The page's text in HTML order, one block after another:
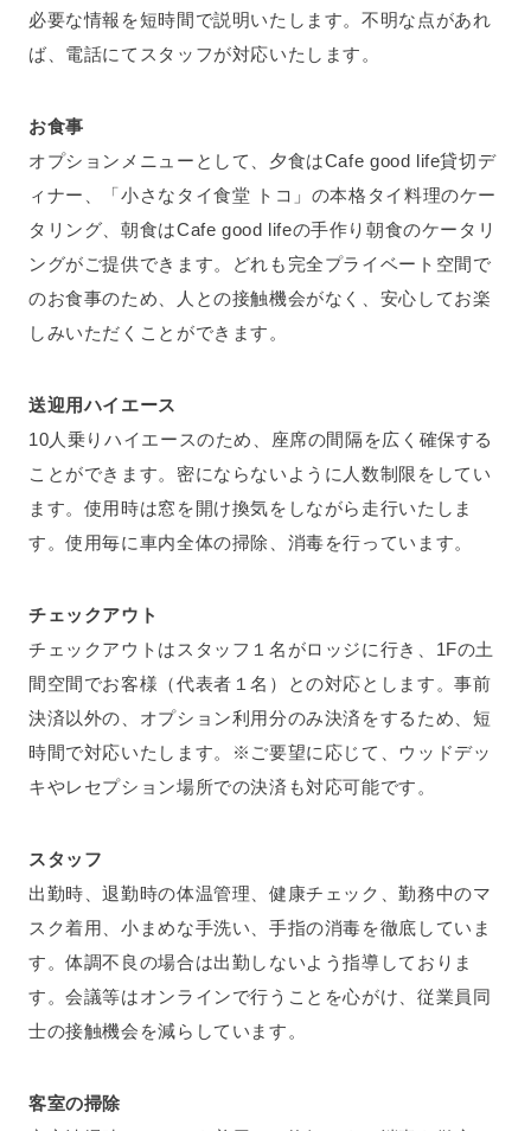
必要な情報を短時間で説明いたします。不明な点があれ
ば、電話にてスタッフが対応いたします。
お食事
オプションメニューとして、夕食はCafe good life貸切デ
ィナー、「小さなタイ食堂 トコ」の本格タイ料理のケー
タリング、朝食はCafe good lifeの手作り朝食のケータリ
ングがご提供できます。どれも完全プライベート空間で
のお食事のため、人との接触機会がなく、安心してお楽
しみいただくことができます。
送迎用ハイエース
10人乗りハイエースのため、座席の間隔を広く確保する
ことができます。密にならないように人数制限をしてい
ます。使用時は窓を開け換気をしながら走行いたしま
す。使用毎に車内全体の掃除、消毒を行っています。
チェックアウト
チェックアウトはスタッフ１名がロッジに行き、1Fの土
間空間でお客様（代表者１名）との対応とします。事前
決済以外の、オプション利用分のみ決済をするため、短
時間で対応いたします。※ご要望に応じて、ウッドデッ
キやレセプション場所での決済も対応可能です。
スタッフ
出勤時、退勤時の体温管理、健康チェック、勤務中のマ
スク着用、小まめな手洗い、手指の消毒を徹底していま
す。体調不良の場合は出勤しないよう指導しておりま
す。会議等はオンラインで行うことを心がけ、従業員同
士の接触機会を減らしています。
客室の掃除